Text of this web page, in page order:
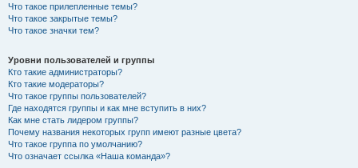
Что такое прилепленные темы?
Что такое закрытые темы?
Что такое значки тем?
Уровни пользователей и группы
Кто такие администраторы?
Кто такие модераторы?
Что такое группы пользователей?
Где находятся группы и как мне вступить в них?
Как мне стать лидером группы?
Почему названия некоторых групп имеют разные цвета?
Что такое группа по умолчанию?
Что означает ссылка «Наша команда»?